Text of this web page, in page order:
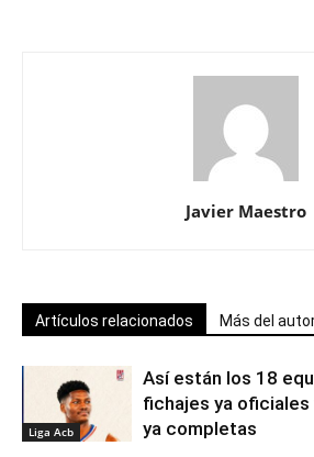
Javier Maestro
Artículos relacionados Más del
Liga Acb
Así están los 18
fichajes ya
ya completas